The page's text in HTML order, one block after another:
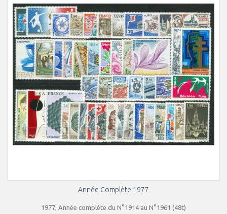
Année Complète 1977
1977, Année complète du N°1914 au N°1961 (48t)